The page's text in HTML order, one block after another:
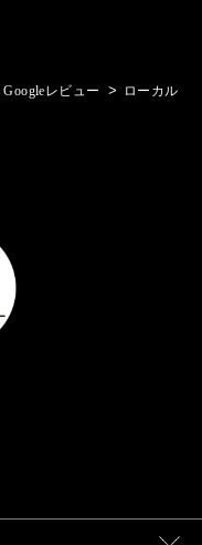
Googleレビュー >
ローカル